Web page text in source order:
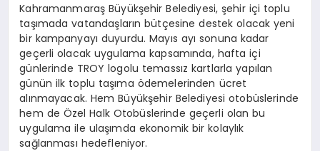
Kahramanmaraş Büyükşehir Belediyesi, şehir içi toplu
taşımada vatandaşların bütçesine destek olacak yeni
bir kampanyayı duyurdu. Mayıs ayı sonuna kadar
geçerli olacak uygulama kapsamında, hafta içi
günlerinde TROY logolu temassız kartlarla yapılan
günün ilk toplu taşıma ödemelerinden ücret
alınmayacak. Hem Büyükşehir Belediyesi otobüslerinde
hem de Özel Halk Otobüslerinde geçerli olan bu
uygulama ile ulaşımda ekonomik bir kolaylık
sağlanması hedefleniyor.